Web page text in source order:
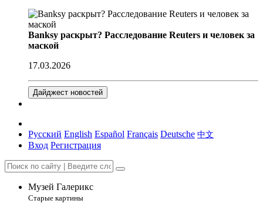
Banksy раскрыт? Расследование Reuters и человек за
маской
17.03.2026
Дайджест новостей
Русский English Español Français Deutsche 中文
Вход Регистрация
Музей Галерикс
Старые картины